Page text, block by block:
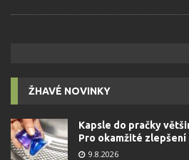
ŽHAVÉ NOVINKY
Kapsle do pračky
Pro okamžité
9.8.2026